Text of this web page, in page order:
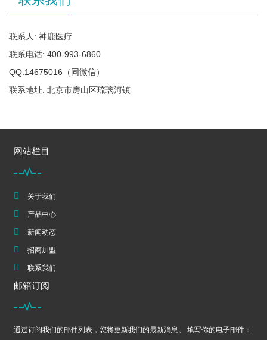
联系人: 神鹿医疗
联系电话: 400-993-6860
QQ:14675016（同微信）
联系地址: 北京市房山区琉璃河镇
网站栏目
关于我们
产品中心
新闻动态
招商加盟
联系我们
邮箱订阅
通过订阅我们的邮件列表，您将更新我们的最新消息。 填写你的电子邮件：